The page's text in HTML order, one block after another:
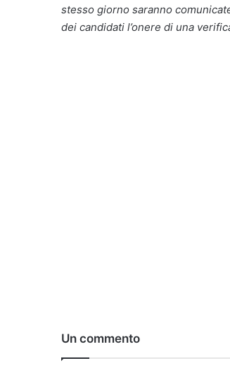
stesso giorno saranno
dei candidati l’onere di una
Un commento